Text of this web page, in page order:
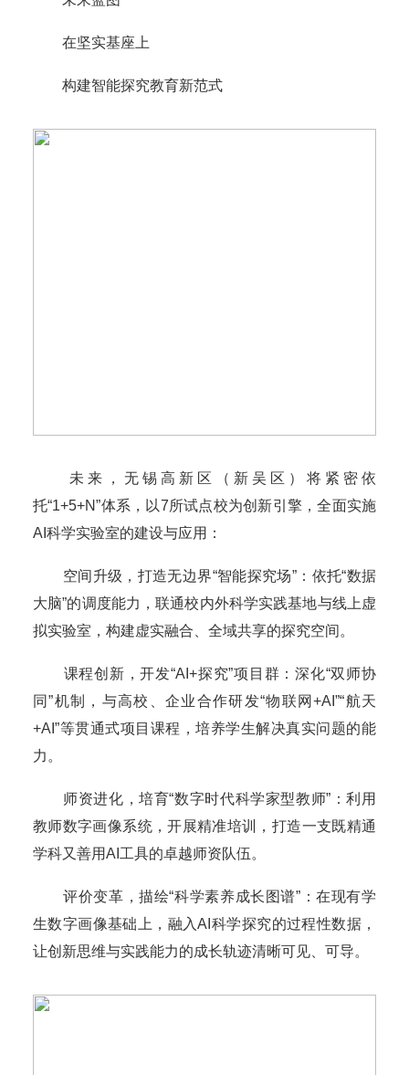
在坚实基座上
构建智能探究教育新范式
未来，无锡高新区（新吴区）将紧密依
托“1+5+N”体系，以7所试点校为创新引擎，全面实施
AI科学实验室的建设与应用：
空间升级，打造无边界“智能探究场”：依托“数据
大脑”的调度能力，联通校内外科学实践基地与线上虚
拟实验室，构建虚实融合、全域共享的探究空间。
课程创新，开发“AI+探究”项目群：深化“双师协
同”机制，与高校、企业合作研发“物联网+AI”“航天
+AI”等贯通式项目课程，培养学生解决真实问题的能
力。
师资进化，培育“数字时代科学家型教师”：利用
教师数字画像系统，开展精准培训，打造一支既精通
学科又善用AI工具的卓越师资队伍。
评价变革，描绘“科学素养成长图谱”：在现有学
生数字画像基础上，融入AI科学探究的过程性数据，
让创新思维与实践能力的成长轨迹清晰可见、可导。